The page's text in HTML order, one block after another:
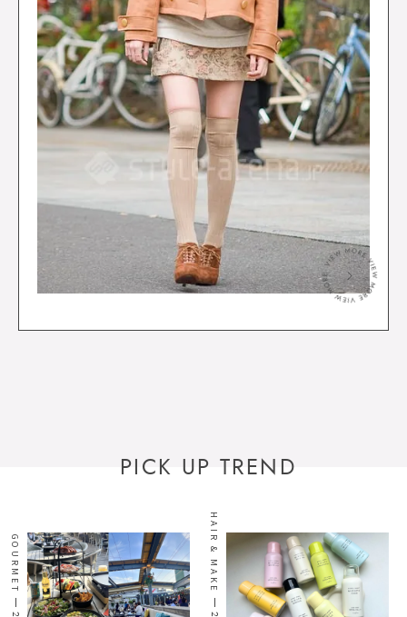
＞
PICK UP TREND
GOURMET HAIR & MAKE